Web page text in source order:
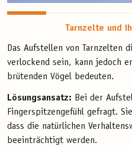
Tarnzelte und
Das Aufstellen von Tarnzelten
verlockend sein, kann jedoch
brütenden Vögel bedeuten.
Lösungsansatz: Bei der
Fingerspitzengefühl gefragt.
dass die natürlichen
beeinträchtigt werden.